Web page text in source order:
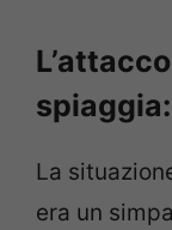
La
era un